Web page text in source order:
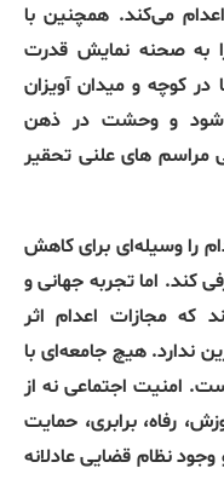
می‌کند. همچنین با
به صحنه نمایش قدرت
در کوچه و میدان آویزان
شود و وحشت در ذهن
مراسم های علنی تحقیر
را وسیله‌ای برای کاهش
کند. اما تجربه جهانی و
که مجازات اعدام اثر
ندارد.هیچ جامعه‌ای با
. امنیت اجتماعی نه از
رفاه، برابری، حمایت
نظام قضایی عادلانه